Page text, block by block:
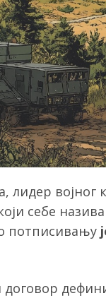
лидер војног
себе
потписивању